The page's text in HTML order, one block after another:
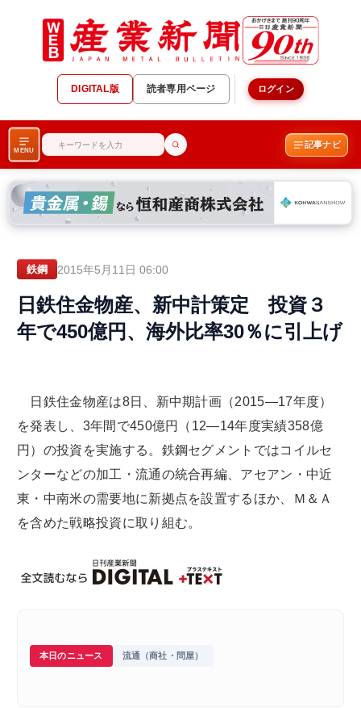
DIGITAL版 読者専用ページ ログイン
MENU
記事ナビ
鉄鋼 2015年5月11日 06:00
日鉄住金物産、新中計策定 投資３
年で450億円、海外比率30％に引上げ
日鉄住金物産は8日、新中期計画（2015―17年度）
を発表し、3年間で450億円（12―14年度実績358億
円）の投資を実施する。鉄鋼セグメントではコイルセ
ンターなどの加工・流通の統合再編、アセアン・中近
東・中南米の需要地に新拠点を設置するほか、Ｍ＆Ａ
を含めた戦略投資に取り組む。
本日のニュース 流通（商社・問屋）